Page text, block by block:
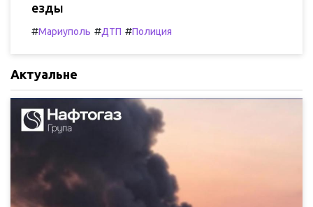
езды
#Мариуполь #ДТП #Полиция
Актуальне